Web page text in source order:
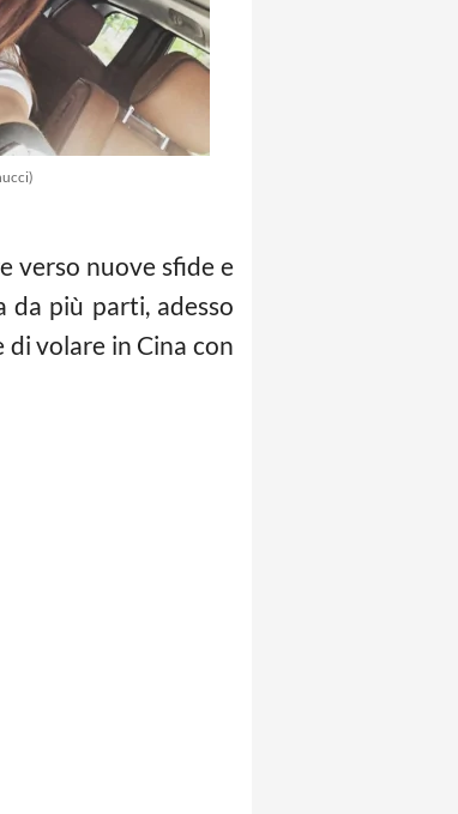
verso nuove sfide e
da più parti, adesso
volare in Cina con